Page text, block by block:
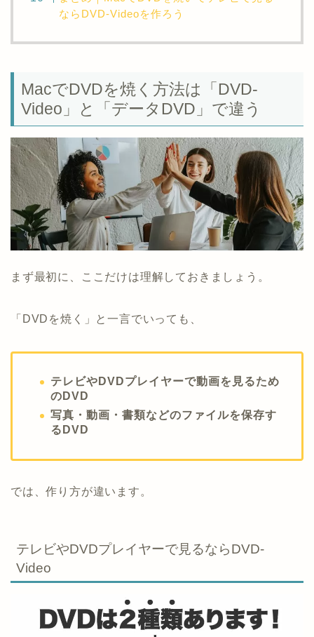
ならDVD-Videoを作ろう
MacでDVDを焼く方法は「DVD-
Video」と「データDVD」で違う
まず最初に、ここだけは理解しておきましょう。
「DVDを焼く」と一言でいっても、
テレビやDVDプレイヤーで動画を見るため
のDVD
写真・動画・書類などのファイルを保存す
るDVD
では、作り方が違います。
テレビやDVDプレイヤーで見るならDVD-
Video